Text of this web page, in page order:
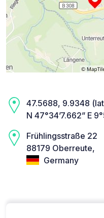
47.5688, 9.9348
N 47°34’7.662” E
Frühlingsstraße 22
88179 Oberreute,
Germany